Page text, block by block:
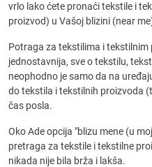
vrlo lako ćete pronaći tekstile i
proizvod) u Vašoj blizini (near
Potraga za tekstilima i tekstilnim
jednostavnija, sve o tekstilu,
neophodno je samo da na
do tekstila i tekstilnih proizvoda
čas posla.
Oko Ade opcija "blizu mene (u
pretraga za tekstile i tekstilne
nikada nije bila brža i lakša.